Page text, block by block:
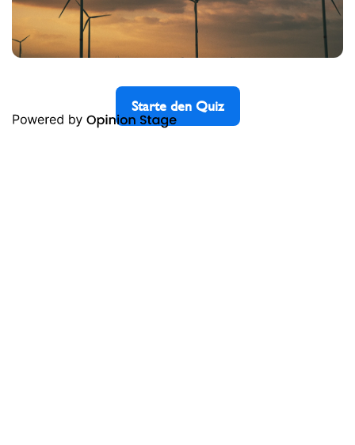
Starte den Quiz